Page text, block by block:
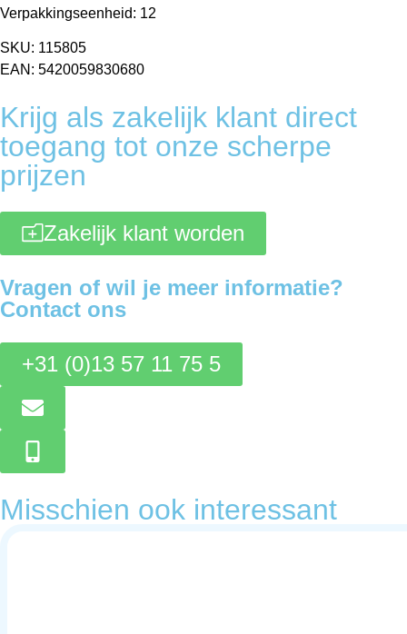
Verpakkingseenheid: 12
SKU: 115805
EAN: 5420059830680
Krijg als zakelijk klant direct
toegang tot onze scherpe
prijzen
Zakelijk klant worden
Vragen of wil je meer informatie?
Contact ons
+31 (0)13 57 11 75 5
Misschien ook interessant